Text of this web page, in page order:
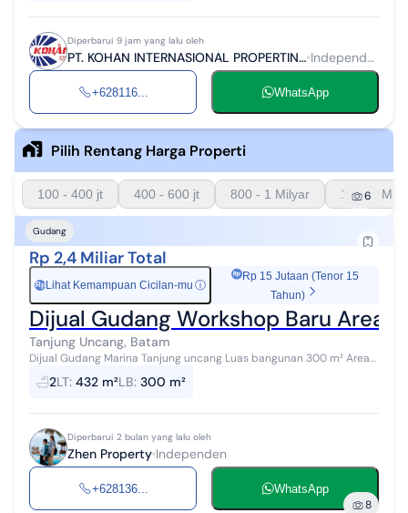
Diperbarui 9 jam yang lalu oleh
PT. KOHAN INTERNASIONAL PROPERTINDO Independen
+628116... WhatsApp
Pilih Rentang Harga Properti
100 - 400 jt 400 - 600 jt 800 - 1 Milyar 1 - 1.5
6
Gudang
Rp 2,4 Miliar Total
Rp Lihat Kemampuan Cicilan-mu ⓘ
Rp 15 Jutaan (Tenor 15
Tahun)
Dijual Gudang Workshop Baru Area
Tanjung Uncang, Batam
Dijual Gudang Marina Tanjung uncang Luas bangunan 300 m² Area
2LT: 432 m²LB: 300 m²
Diperbarui 2 bulan yang lalu oleh
Zhen Property Independen
+628136... WhatsApp
8